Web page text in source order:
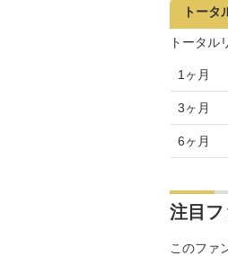
トータ
トータル
1ヶ月
3ヶ月
6ヶ月
注目フ
このファ